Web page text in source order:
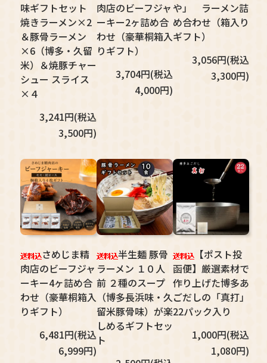
味ギフトセット
焼きラーメン×2
＆豚骨ラーメン
×6（博多・久留
米）＆焼豚チャー
シュー スライス
×４
3,241円(税込
3,500円)
肉店のビーフジャ
ーキー2ヶ詰め合
わせ（豪華桐箱入
りギフト）
3,704円(税込
4,000円)
や」 ラーメン詰
め合わせ（箱入り
ギフト）
3,056円(税込
3,300円)
さめじま精
肉店のビーフジャ
ーキー4ヶ詰め合
わせ（豪華桐箱入
りギフト）
6,481円(税込
6,999円)
半生麺 豚骨
ラーメン １０人
前 ２種のスープ
（博多長浜味・久
留米豚骨味）が楽
しめるギフトセッ
ト
【ポスト投
函便】厳選素材で
作り上げた博多あ
ごだしの「真打」
22パック入り
1,000円(税込
1,080円)